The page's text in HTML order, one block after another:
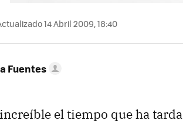
14 Abril 2009, 18:40
Fuentes
el tiempo que ha